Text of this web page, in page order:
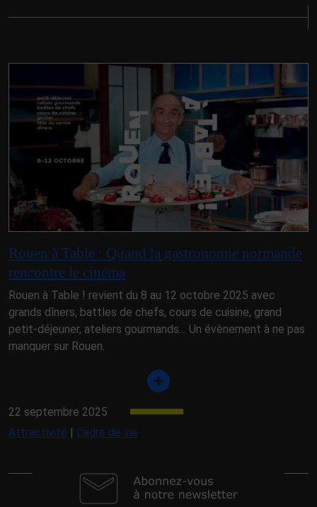
Rouen à Table : Quand la gastronomie normande
rencontre le cinéma
Rouen à Table ! revient du 8 au 12 octobre 2025 avec
grands dîners, battles de chefs, cours de cuisine, grand
petit-déjeuner, ateliers gourmands… Un évènement à ne pas
manquer sur Rouen.
22 septembre 2025
Attractivité
Cadre de vie